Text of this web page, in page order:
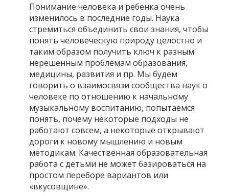
Понимание человека и ребенка очень
изменилось в последние годы. Наука
стремиться объединить свои знания, чтобы
понять человеческую природу целостно и
таким образом получить ключ к разным
нерешенным проблемам образования,
медицины, развития и пр. Мы будем
говорить о взаимосвязи сообщества наук о
человеке по отношению к начальному
музыкальному воспитанию, попытаемся
понять, почему некоторые подходы не
работают совсем, а некоторые открывают
дороги к новому мышлению и новым
методикам. Качественная образовательная
работа с детьми не может базироваться на
простом переборе вариантов или
«вкусовщине».